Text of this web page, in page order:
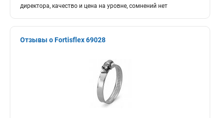
директора, качество и цена на уровне, сомнений нет
Отзывы о Fortisflex 69028